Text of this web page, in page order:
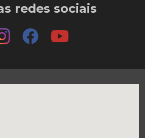
redes sociais